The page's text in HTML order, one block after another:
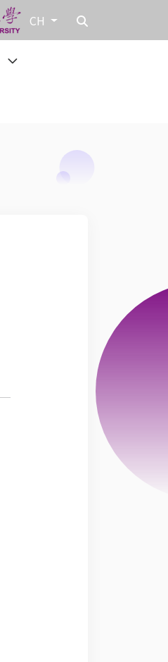
CH